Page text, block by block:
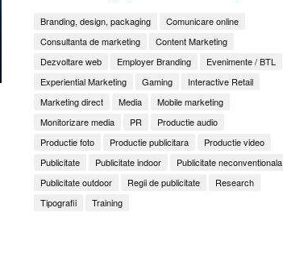
Branding, design, packaging
Comunicare online
Consultanta de marketing
Content Marketing
Dezvoltare web
Employer Branding
Evenimente / BTL
Experiential Marketing
Gaming
Interactive Retail
Marketing direct
Media
Mobile marketing
Monitorizare media
PR
Productie audio
Productie foto
Productie publicitara
Productie video
Publicitate
Publicitate indoor
Publicitate neconventionala
Publicitate outdoor
Regii de publicitate
Research
Tipografii
Training